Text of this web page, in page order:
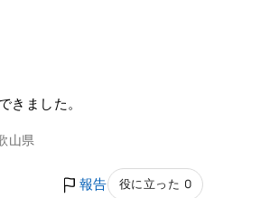
きました。
山県
報告 役に立った 0